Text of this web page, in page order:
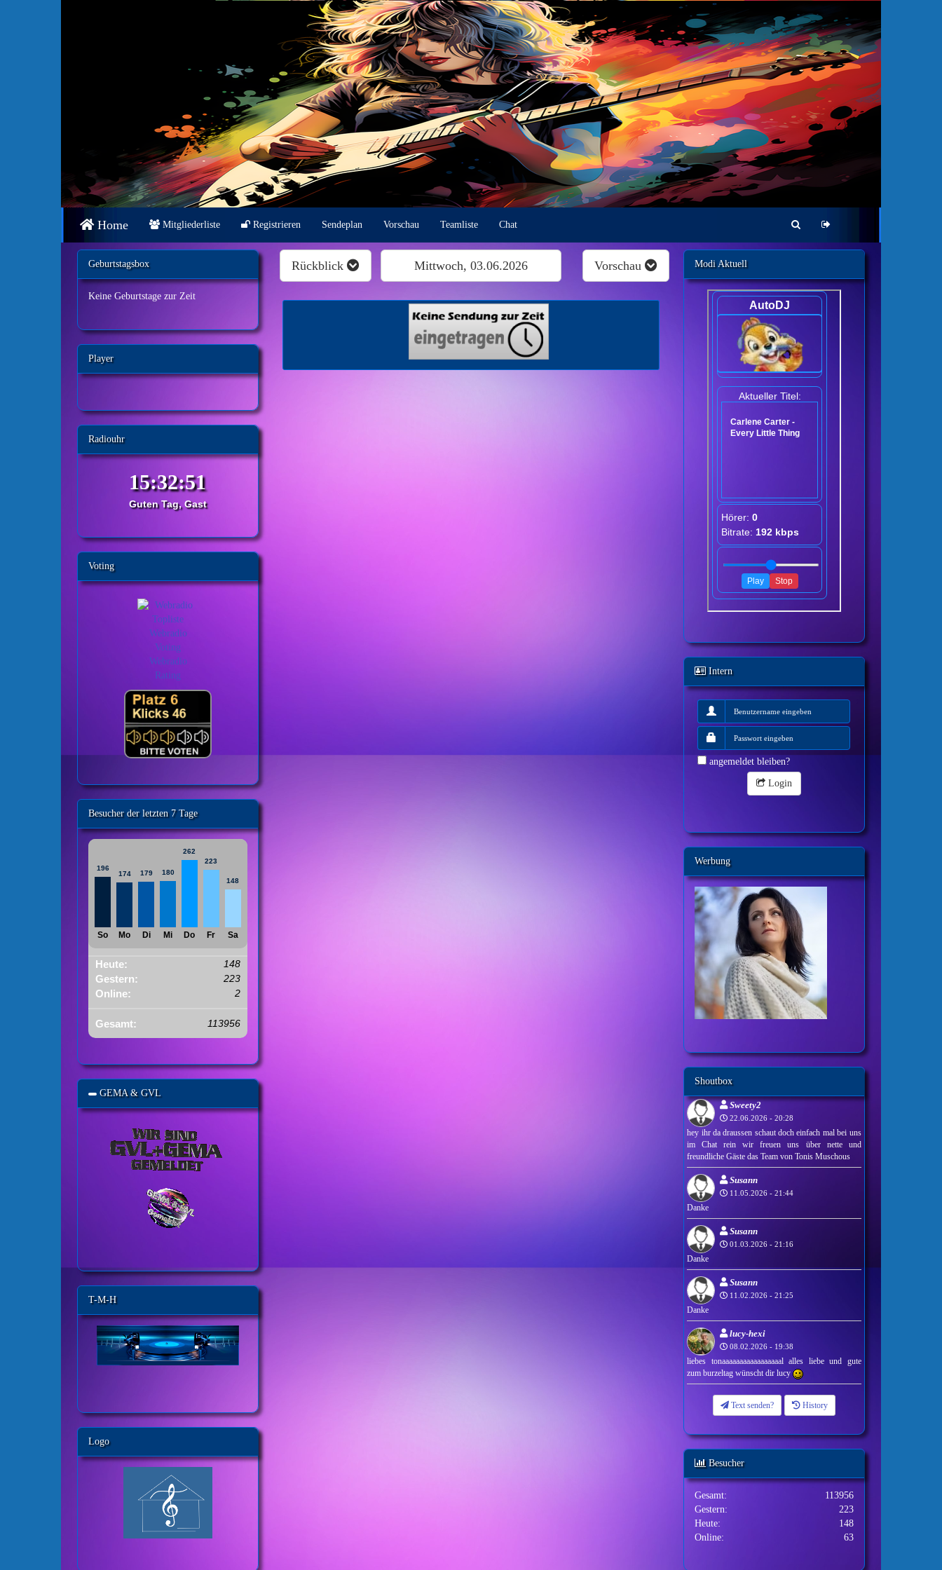
Home Mitgliederliste Registrieren Sendeplan Vorschau Teamliste Chat
Geburtstagsbox
Keine Geburtstage zur Zeit
Player
Radiouhr
Guten Tag, Gast
Voting
Besucher der letzten 7 Tage
196
So
174
Mo
179
Di
180
Mi
262
Do
223
Fr
148
Sa
Heute: 148
Gestern: 223
Online: 2
Gesamt: 113956
GEMA & GVL
T-M-H
Logo
Rückblick Mittwoch, 03.06.2026 Vorschau Modi Aktuell
Intern
angemeldet bleiben?
Login
Werbung
Shoutbox
Sweety2
22.06.2026 - 20:28
hey ihr da draussen schaut doch einfach mal bei uns
im Chat rein wir freuen uns über nette und
freundliche Gäste das Team von Tonis Muschous
Susann
11.05.2026 - 21:44
Danke
Susann
01.03.2026 - 21:16
Danke
Susann
11.02.2026 - 21:25
Danke
lucy-hexi
08.02.2026 - 19:38
liebes tonaaaaaaaaaaaaaaaaal alles liebe und gute
zum burzeltag wünscht dir lucy
Text senden? History
Besucher
Gesamt:
113956
Gestern:
223
Heute:
148
Online:
63